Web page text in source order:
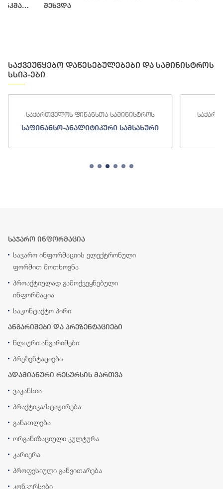
შეხვდა
საქვეუწყებო დაწესებულებები და სამინისტროს
სსიპ-ები
საქართველოს ფინანსთა სამინისტროს
საფინანსო-ანალიტიკური სამსახური
საჯარო ინფორმაცია
საჯარო ინფორმაციის ელექტრონული
ფორმით მოთხოვნა
პროაქტიულად გამოქვეყნებული
ინფორმაცია
საკონტაქტო პირი
ანგარიშები და პრეზენტაციები
წლიური ანგარიშები
პრეზენტაციები
ადამიანური რესურსის მართვა
ვაკანსია
პრაქტიკა/სტაჟირება
განათლება
ორგანიზაციული კულტურა
კარიერა
პროფესიული განვითარება
კონკურსები